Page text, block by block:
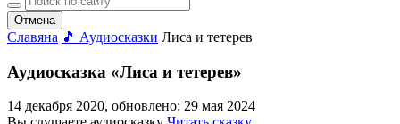
Отмена
Славяна 🎵 Аудиосказки Лиса и тетерев
Аудиосказка «Лиса и тетерев»
14 декабря 2020, обновлено: 29 мая 2024